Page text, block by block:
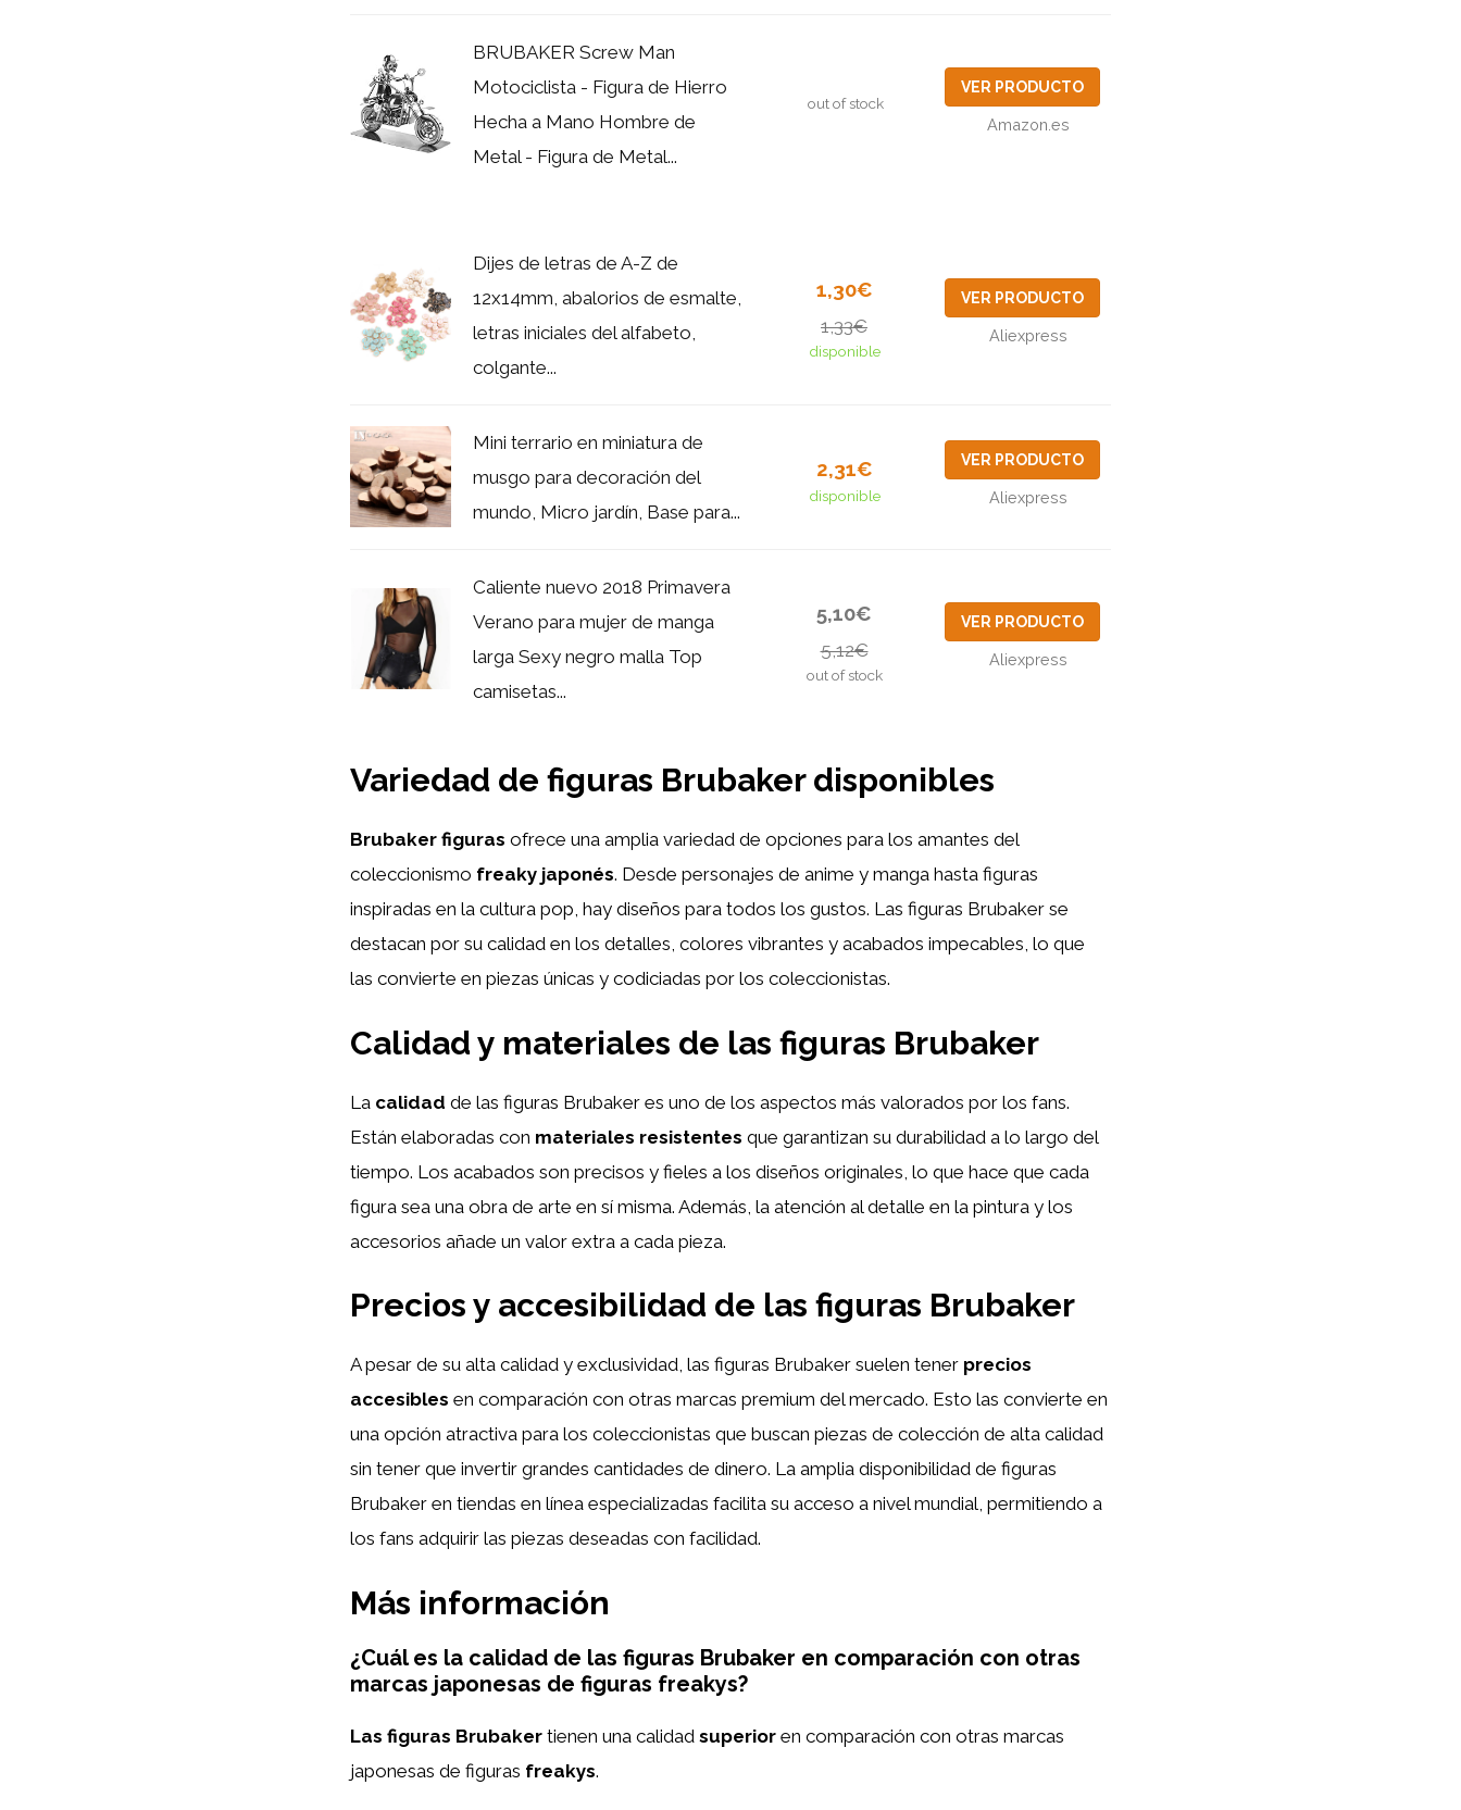
BRUBAKER Screw Man
Motociclista - Figura de Hierro
Hecha a Mano Hombre de
Metal - Figura de Metal...
out of stock
VER PRODUCTO
Amazon.es
Dijes de letras de A-Z de
12x14mm, abalorios de esmalte,
letras iniciales del alfabeto,
colgante...
1,30€
1,33€
disponible
VER PRODUCTO
Aliexpress
Mini terrario en miniatura de
musgo para decoración del
mundo, Micro jardín, Base para...
2,31€
disponible
VER PRODUCTO
Aliexpress
Caliente nuevo 2018 Primavera
Verano para mujer de manga
larga Sexy negro malla Top
camisetas...
5,10€
5,12€
out of stock
VER PRODUCTO
Aliexpress
Variedad de figuras Brubaker disponibles
Brubaker figuras ofrece una amplia variedad de opciones para los amantes del
coleccionismo freaky japonés. Desde personajes de anime y manga hasta figuras
inspiradas en la cultura pop, hay diseños para todos los gustos. Las figuras Brubaker se
destacan por su calidad en los detalles, colores vibrantes y acabados impecables, lo que
las convierte en piezas únicas y codiciadas por los coleccionistas.
Calidad y materiales de las figuras Brubaker
La calidad de las figuras Brubaker es uno de los aspectos más valorados por los fans.
Están elaboradas con materiales resistentes que garantizan su durabilidad a lo largo del
tiempo. Los acabados son precisos y fieles a los diseños originales, lo que hace que cada
figura sea una obra de arte en sí misma. Además, la atención al detalle en la pintura y los
accesorios añade un valor extra a cada pieza.
Precios y accesibilidad de las figuras Brubaker
A pesar de su alta calidad y exclusividad, las figuras Brubaker suelen tener precios
accesibles en comparación con otras marcas premium del mercado. Esto las convierte en
una opción atractiva para los coleccionistas que buscan piezas de colección de alta calidad
sin tener que invertir grandes cantidades de dinero. La amplia disponibilidad de figuras
Brubaker en tiendas en línea especializadas facilita su acceso a nivel mundial, permitiendo a
los fans adquirir las piezas deseadas con facilidad.
Más información
¿Cuál es la calidad de las figuras Brubaker en comparación con otras
marcas japonesas de figuras freakys?
Las figuras Brubaker tienen una calidad superior en comparación con otras marcas
japonesas de figuras freakys.